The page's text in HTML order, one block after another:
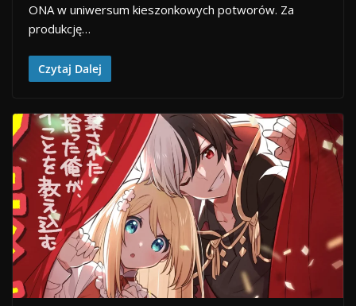
ONA w uniwersum kieszonkowych potworów. Za
produkcję…
Czytaj Dalej